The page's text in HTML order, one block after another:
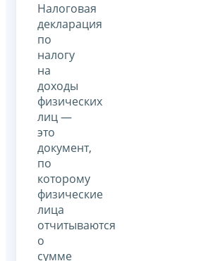
Налоговая
декларация
по
налогу
на
доходы
физических
лиц —
это
документ,
по
которому
физические
лица
отчитываются
о
сумме